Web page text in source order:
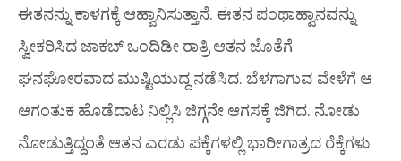
ಈತನನ್ನು ಕಾಳಗಕ್ಕೆ ಆಹ್ವಾನಿಸುತ್ತಾನೆ. ಈತನ ಪಂಥಾಹ್ವಾನವನ್ನು
ಸ್ವೀಕರಿಸಿದ ಜಾಕಬ್ ಒಂದಿಡೀ ರಾತ್ರಿ ಆತನ ಜೊತೆಗೆ
ಘನಘೋರವಾದ ಮುಷ್ಟಿಯುದ್ದ ನಡೆಸಿದ. ಬೆಳಗಾಗುವ ವೇಳೆಗೆ ಆ
ಆಗಂತುಕ ಹೊಡೆದಾಟ ನಿಲ್ಲಿಸಿ ಜಿಗ್ಗನೇ ಆಗಸಕ್ಕೆ ಜಿಗಿದ. ನೋಡು
ನೋಡುತ್ತಿದ್ದಂತೆ ಆತನ ಎರಡು ಪಕ್ಕೆಗಳಲ್ಲಿ ಭಾರೀಗಾತ್ರದ ರೆಕ್ಕೆಗಳು